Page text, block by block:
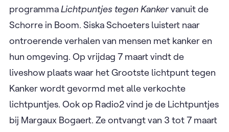
programmaLichtpuntjes tegen Kankervanuit de
Schorre in Boom. Siska Schoeters luistert naar
ontroerende verhalen van mensen met kanker en
hun omgeving. Op vrijdag 7 maart vindt de
liveshow plaats waar het Grootste lichtpunt tegen
Kanker wordt gevormd met alle verkochte
lichtpuntjes. Ook op Radio2 vind je de Lichtpuntjes
bij Margaux Bogaert. Ze ontvangt van 3 tot 7 maart